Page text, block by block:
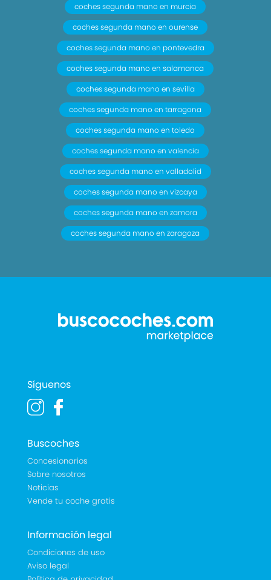
coches segunda mano en murcia
coches segunda mano en ourense
coches segunda mano en pontevedra
coches segunda mano en salamanca
coches segunda mano en sevilla
coches segunda mano en tarragona
coches segunda mano en toledo
coches segunda mano en valencia
coches segunda mano en valladolid
coches segunda mano en vizcaya
coches segunda mano en zamora
coches segunda mano en zaragoza
Síguenos
Buscoches
Concesionarios
Sobre nosotros
Noticias
Vende tu coche gratis
Información legal
Condiciones de uso
Aviso legal